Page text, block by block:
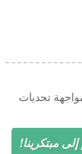
تحديات
مبتكرينا!